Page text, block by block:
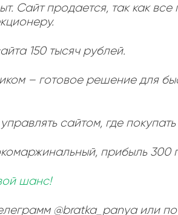
Новые поступления каждый
Сайт продается, так как
150 тысяч рублей.
– готовое решение для
сайтом, где покупать
, прибыль 300
шанс!
@bratka_panya или